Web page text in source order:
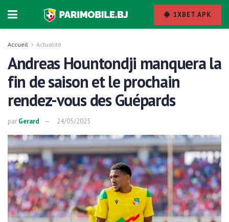
1XBET.APK
Accueil Actualité
Andreas Hountondji manquera la
fin de saison et le prochain
rendez-vous des Guépards
par Gerard 24/05/2025